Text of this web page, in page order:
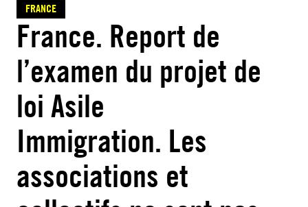
FRANCE
France. Report de
l’examen du projet de
loi Asile
Immigration. Les
associations et